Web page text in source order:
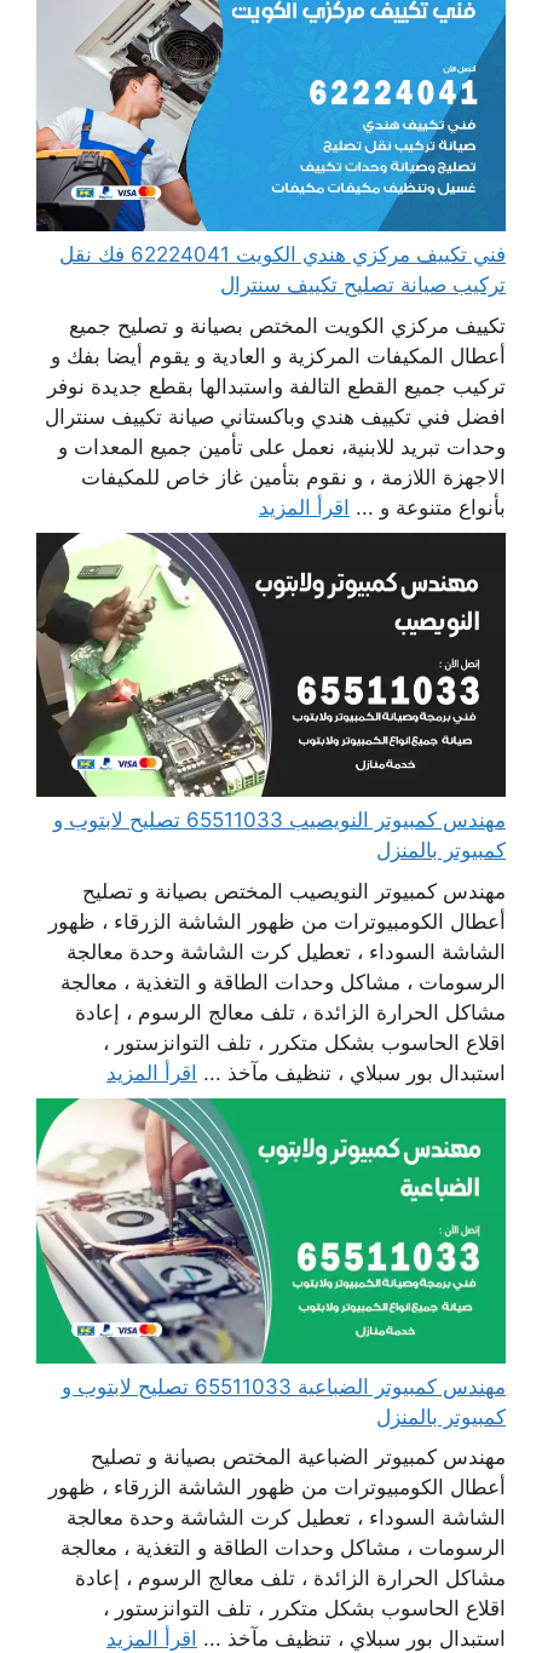
فني تكييف مركزي هندي الكويت 62224041 فك نقل
تركيب صيانة تصليح تكييف سنترال
تكييف مركزي الكويت المختص بصيانة و تصليح جميع
أعطال المكيفات المركزية و العادية و يقوم أيضا بفك و
تركيب جميع القطع التالفة واستبدالها بقطع جديدة نوفر
افضل فني تكييف هندي وباكستاني صيانة تكييف سنترال
وحدات تبريد للابنية، نعمل على تأمين جميع المعدات و
الاجهزة اللازمة ، و نقوم بتأمين غاز خاص للمكيفات
بأنواع متنوعة و ... اقرأ المزيد
مهندس كمبيوتر النويصيب 65511033 تصليح لابتوب و
كمبيوتر بالمنزل
مهندس كمبيوتر النويصيب المختص بصيانة و تصليح
أعطال الكومبيوترات من ظهور الشاشة الزرقاء ، ظهور
الشاشة السوداء ، تعطيل كرت الشاشة وحدة معالجة
الرسومات ، مشاكل وحدات الطاقة و التغذية ، معالجة
مشاكل الحرارة الزائدة ، تلف معالج الرسوم ، إعادة
اقلاع الحاسوب بشكل متكرر ، تلف التوانزستور ،
استبدال بور سبلاي ، تنظيف مآخذ ... اقرأ المزيد
مهندس كمبيوتر الضباعية 65511033 تصليح لابتوب و
كمبيوتر بالمنزل
مهندس كمبيوتر الضباعية المختص بصيانة و تصليح
أعطال الكومبيوترات من ظهور الشاشة الزرقاء ، ظهور
الشاشة السوداء ، تعطيل كرت الشاشة وحدة معالجة
الرسومات ، مشاكل وحدات الطاقة و التغذية ، معالجة
مشاكل الحرارة الزائدة ، تلف معالج الرسوم ، إعادة
اقلاع الحاسوب بشكل متكرر ، تلف التوانزستور ،
استبدال بور سبلاي ، تنظيف مآخذ ... اقرأ المزيد